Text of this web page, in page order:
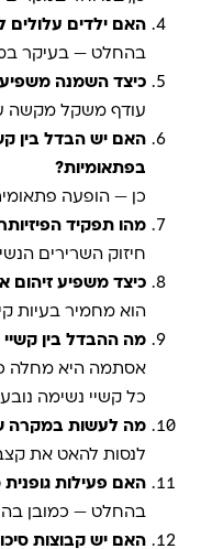
האם ילדים עלולים
בהחלט — בעיקר
כיצד השמנה
עודף משקל מקשה
האם יש הבדל בין
בפתאומיות?
כן — הופעה
מהו תפקיד
חיזוק השרירים
כיצד משפיע זיהום
הוא מחמיר בעיות
מה ההבדל בין
אסתמה היא מחלה
כל קשיי נשימה
מה לעשות במקרה
לנסות להאט את
האם פעילות
בהחלט — כמובן
האם יש קבוצות